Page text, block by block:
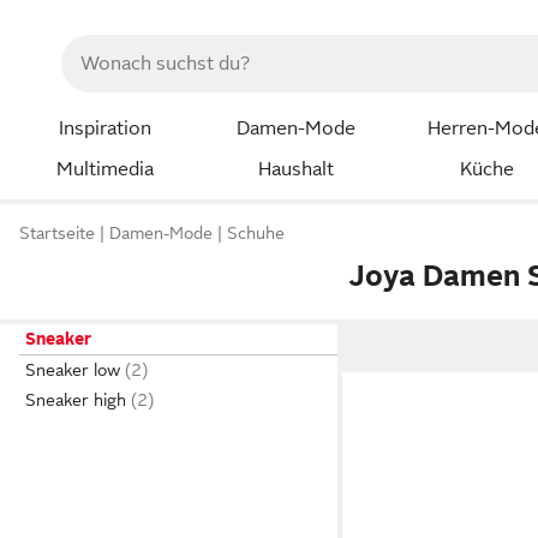
Inspiration Damen-Mode Herren-
Multimedia
Haushalt Küche
Startseite Damen-Mode Schuhe
Joya Damen
Sneaker
Sneaker low
Sneaker high